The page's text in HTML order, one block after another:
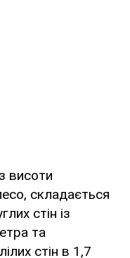
висоти
складається
стін із
та
стін в 1,7